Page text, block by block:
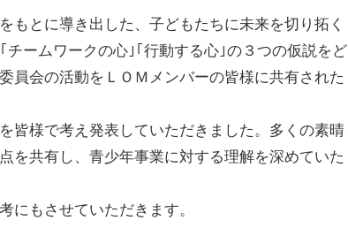
とに導き出した、子どもたちに未来を切り拓く
ームワークの心｣｢行動する心｣の３つの仮説をど
員会の活動をＬＯＭメンバーの皆様に共有された
皆様で考え発表していただきました。多くの素晴
を共有し、青少年事業に対する理解を深めていた
もさせていただきます。